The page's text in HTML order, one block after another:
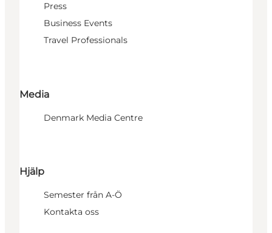
Press
Business Events
Travel Professionals
Media
Denmark Media Centre
Hjälp
Semester från A-Ö
Kontakta oss